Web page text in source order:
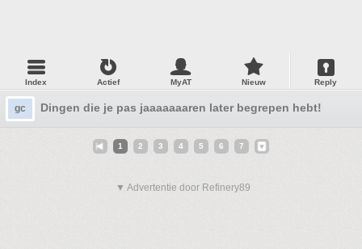
Index Actief MyAT Nieuw Reply
gc Dingen die je pas jaaaaaaaren later begrepen hebt! Deel
1 2 3 4 5 6 7
▼ Advertentie door Refinery89